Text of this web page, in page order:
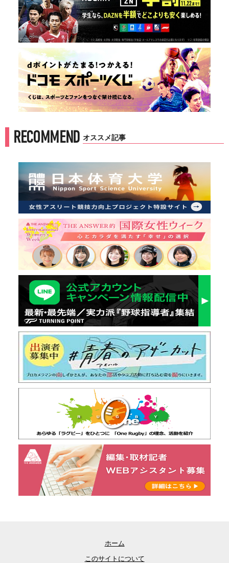
RECOMMEND オススメ記事
ホーム
このサイトについて